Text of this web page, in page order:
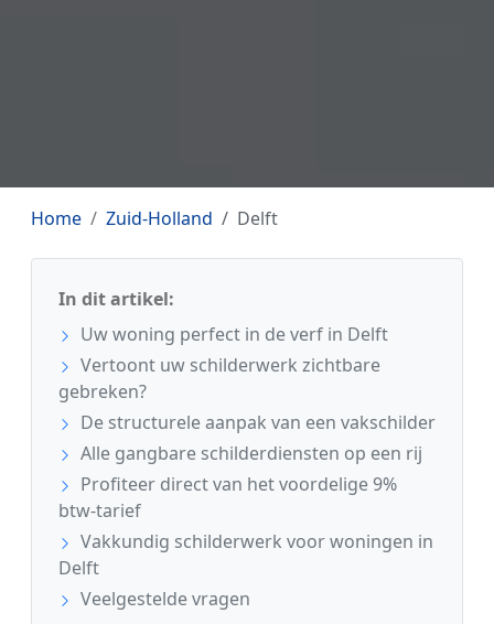
Home Zuid-Holland Delft
In dit artikel:
Uw woning perfect in de verf in Delft
Vertoont uw schilderwerk zichtbare
gebreken?
De structurele aanpak van een vakschilder
Alle gangbare schilderdiensten op een rij
Profiteer direct van het voordelige 9%
btw-tarief
Vakkundig schilderwerk voor woningen in
Delft
Veelgestelde vragen